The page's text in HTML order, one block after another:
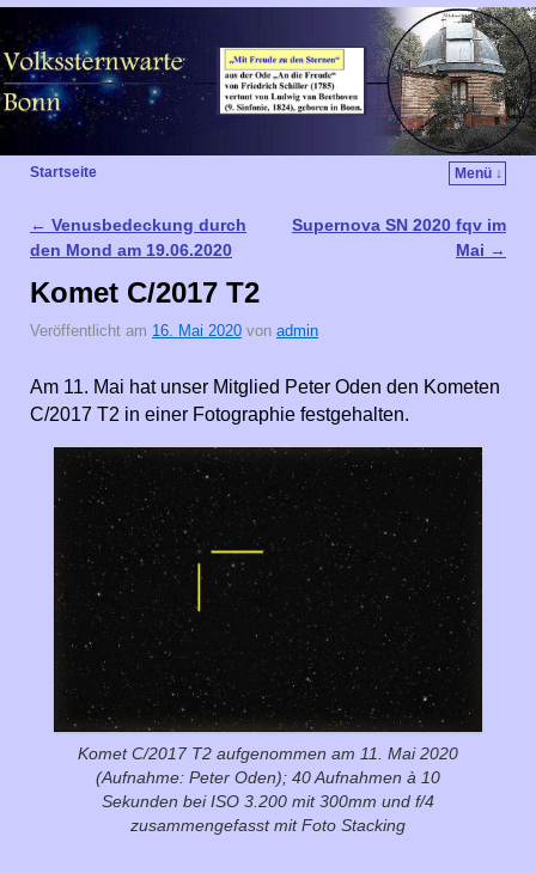
Startseite Menü ↓
Artikelnavigation
← Venusbedeckung durch
den Mond am 19.06.2020
Supernova SN 2020 fqv im
Mai →
Komet C/2017 T2
Veröffentlicht am 16. Mai 2020 von admin
Am 11. Mai hat unser Mitglied Peter Oden den Kometen
C/2017 T2 in einer Fotographie festgehalten.
Komet C/2017 T2 aufgenommen am 11. Mai 2020
(Aufnahme: Peter Oden); 40 Aufnahmen à 10
Sekunden bei ISO 3.200 mit 300mm und f/4
zusammengefasst mit Foto Stacking